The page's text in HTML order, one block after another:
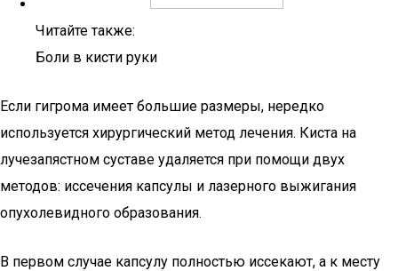
Читайте также:
Боли в кисти руки
Если гигрома имеет большие размеры, нередко
используется хирургический метод лечения. Киста на
лучезапястном суставе удаляется при помощи двух
методов: иссечения капсулы и лазерного выжигания
опухолевидного образования.
В первом случае капсулу полностью иссекают, а к месту